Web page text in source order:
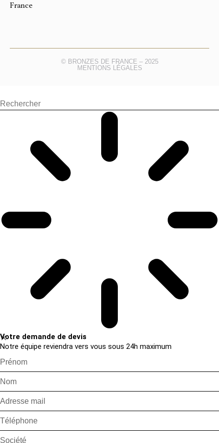
France
© BRONZES DE FRANCE – 2025
MENTIONS LÉGALES
Votre demande de devis
Notre équipe reviendra vers vous sous 24h maximum